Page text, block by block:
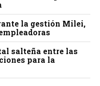
la gestión Milei,
salteña entre las
para la